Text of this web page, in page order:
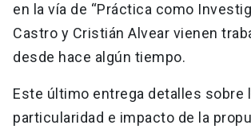
en la vía de “Práctica como
Castro y Cristián Alvear vienen
desde hace algún tiempo.
Este último entrega detalles sobre
particularidad e impacto de la